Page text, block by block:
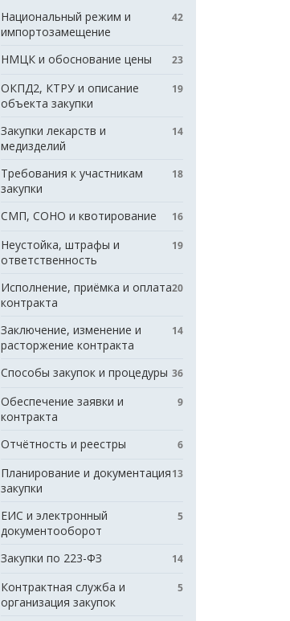
Национальный режим и
импортозамещение
42
НМЦК и обоснование цены 23
ОКПД2, КТРУ и описание
объекта закупки
19
Закупки лекарств и
медизделий
14
Требования к участникам
закупки
18
СМП, СОНО и квотирование 16
Неустойка, штрафы и
ответственность
19
Исполнение, приёмка и оплата
контракта
20
Заключение, изменение и
расторжение контракта
14
Способы закупок и процедуры 36
Обеспечение заявки и
контракта
9
Отчётность и реестры 6
Планирование и документация
закупки
13
ЕИС и электронный
документооборот
5
Закупки по 223-ФЗ 14
Контрактная служба и
организация закупок
5